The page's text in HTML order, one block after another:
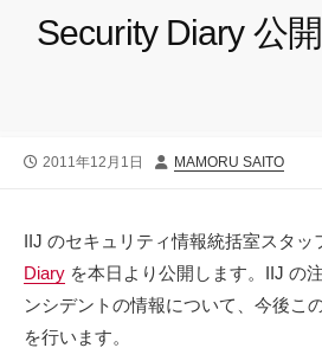
Security Diary 公
公
2011年12月1日
投
MAMORU SAITO
IIJ のセキュリティ情報統括室スタッ
Diary を本日より公開します。IIJ の
ンシデントの情報について、今後こ
を行います。